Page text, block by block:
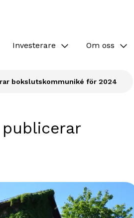
Investerare Om oss
bokslutskommuniké för 2024